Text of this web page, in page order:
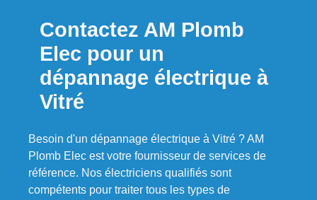
Contactez AM Plomb
Elec pour un
dépannage électrique à
Vitré
Besoin d'un dépannage électrique à Vitré ? AM
Plomb Elec est votre fournisseur de services de
référence. Nos électriciens qualifiés sont
compétents pour traiter tous les types de